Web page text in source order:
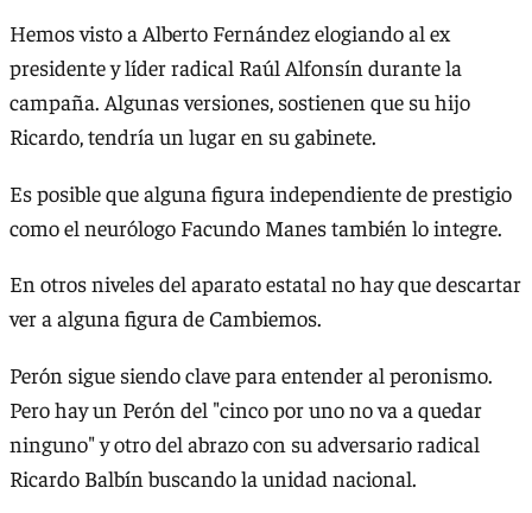
Hemos visto a Alberto Fernández elogiando al ex
presidente y líder radical Raúl Alfonsín durante la
campaña. Algunas versiones, sostienen que su hijo
Ricardo, tendría un lugar en su gabinete.
Es posible que alguna figura independiente de prestigio
como el neurólogo Facundo Manes también lo integre.
En otros niveles del aparato estatal no hay que descartar
ver a alguna figura de Cambiemos.
Perón sigue siendo clave para entender al peronismo.
Pero hay un Perón del "cinco por uno no va a quedar
ninguno" y otro del abrazo con su adversario radical
Ricardo Balbín buscando la unidad nacional.